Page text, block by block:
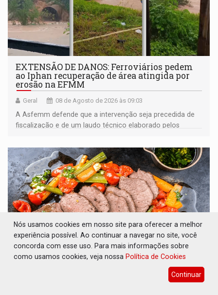
EXTENSÃO DE DANOS: Ferroviários pedem
ao Iphan recuperação de área atingida por
erosão na EFMM
Geral 08 de Agosto de 2026 às 09:03
A Asfemm defende que a intervenção seja precedida de
fiscalização e de um laudo técnico elaborado pelos
VARIANDO O CARDÁPIO: Veja essa receita de
Nós usamos cookies em nosso site para oferecer a melhor
experiência possível. Ao continuar a navegar no site, você
concorda com esse uso. Para mais informações sobre
como usamos cookies, veja nossa Política de Cookies
Continuar